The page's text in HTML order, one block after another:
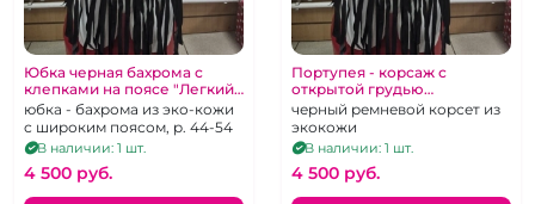
Юбка черная бахрома с
клепками на поясе "Легкий
ветерок"
юбка - бахрома из эко-кожи
с широким поясом, р. 44-54
В наличии: 1 шт.
4 500 pуб.
Портупея - корсаж с
открытой грудью
"Покорительница"
черный ремневой корсет из
экокожи
В наличии: 1 шт.
4 500 pуб.